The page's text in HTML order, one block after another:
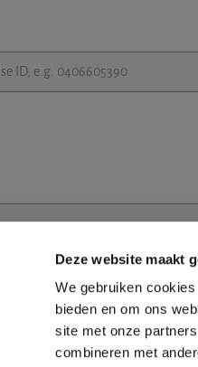
Deze website maakt
We gebruiken
bieden en om ons
site met onze
combineren met